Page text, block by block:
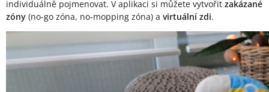
individuálně pojmenovat. V aplikaci si můžete vytvořit zakázané
zóny (no-go zóna, no-mopping zóna) a virtuální zdi.